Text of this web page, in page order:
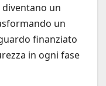
diventano un
un
finanziato
in ogni fase